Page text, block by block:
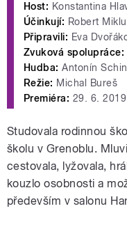
Host: Konstantina
Účinkují: Robert
Připravili: Eva
Zvuková spolupráce:
Hudba: Antonín
Režie: Michal Bureš
Premiéra: 29. 6. 2019
Studovala rodinnou
školu v Grenoblu.
cestovala, lyžovala,
kouzlo osobnosti a
především v salonu